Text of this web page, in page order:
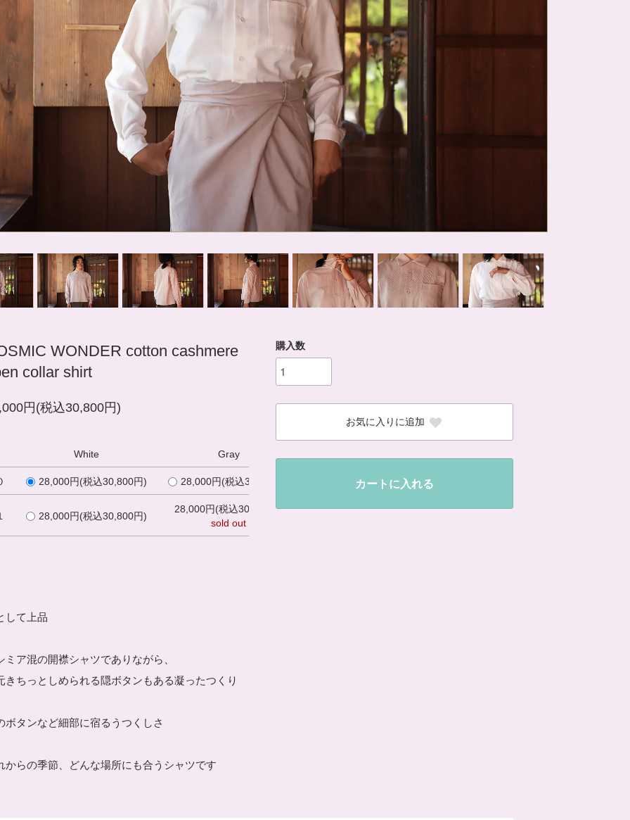
WONDER cotton cashmere
collar shirt
円(税込30,800円)
White Gray
28,000円(税込30,800円) 28,000円(税込30,800円)
28,000円(税込30,800円)
28,000円(税込30,800円)
sold out
購入数
お気に入りに追加
カートに入れる
して上品
ミア混の開襟シャツでありながら、
きちっとしめられる隠ボタンもある凝ったつくり
ボタンなど細部に宿るうつくしさ
からの季節、どんな場所にも合うシャツです